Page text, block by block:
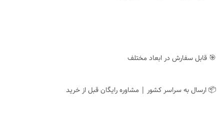
🎯 قابل سفارش در ابعاد مختلف
📦 ارسال به سراسر کشور | مشاوره رایگان قبل از خرید